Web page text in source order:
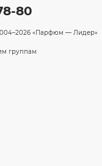
80
«Парфюм — Лидер»
группам